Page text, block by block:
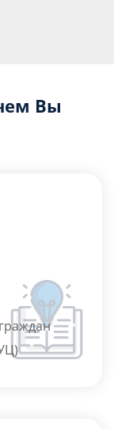
Вы